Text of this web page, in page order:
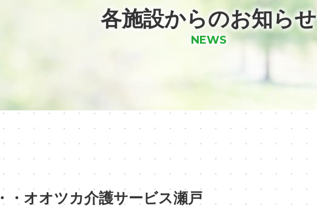
各施設からのお知らせ
NEWS
・オオツカ介護サービス瀬戸